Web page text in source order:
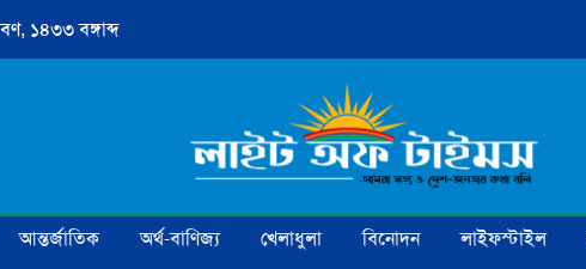
১৪৩৩ বঙ্গাব্দ
আন্তর্জাতিক অর্থ-বাণিজ্য খেলাধুলা বিনোদন লাইফস্টাইল